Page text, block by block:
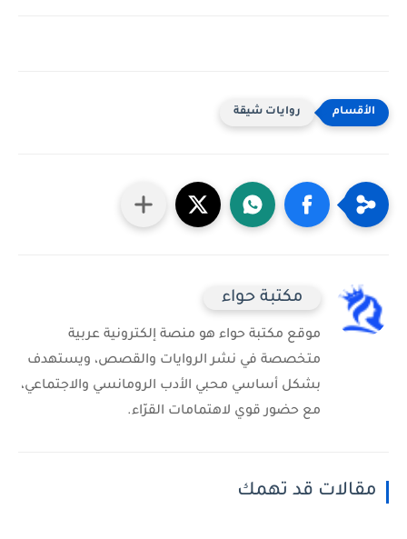
روايات شيقة
مكتبة حواء
موقع مكتبة حواء هو منصة إلكترونية عربية
متخصصة في نشر الروايات والقصص، ويستهدف
بشكل أساسي محبي الأدب الرومانسي والاجتماعي،
مع حضور قوي لاهتمامات القرّاء.
مقالات قد تهمك